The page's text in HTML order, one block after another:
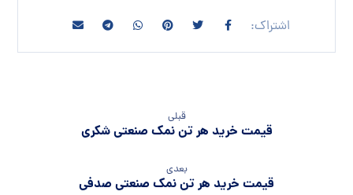
قبلی
قیمت خرید هر تن نمک صنعتی شکری
بعدی
قیمت خرید هر تن نمک صنعتی صدفی